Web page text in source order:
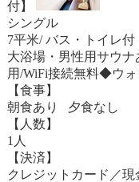
付】
シングル
7平米/ バス・トイレ付
大浴場・男性用サウ
用/WiFi接続無料◆ウ
【食事】
朝食あり 夕食なし
【人数】
1人
【決済】
クレジットカード／現